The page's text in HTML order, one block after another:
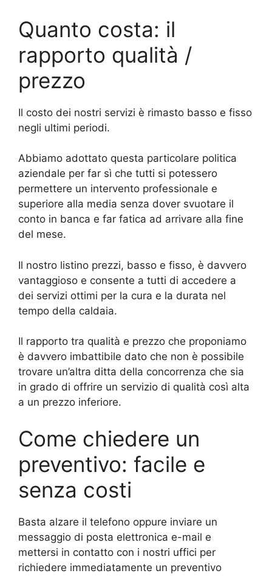
Quanto costa: il
rapporto qualità /
prezzo
Il costo dei nostri servizi è rimasto basso e fisso
negli ultimi periodi.
Abbiamo adottato questa particolare politica
aziendale per far sì che tutti si potessero
permettere un intervento professionale e
superiore alla media senza dover svuotare il
conto in banca e far fatica ad arrivare alla fine
del mese.
Il nostro listino prezzi, basso e fisso, è davvero
vantaggioso e consente a tutti di accedere a
dei servizi ottimi per la cura e la durata nel
tempo della caldaia.
Il rapporto tra qualità e prezzo che proponiamo
è davvero imbattibile dato che non è possibile
trovare un’altra ditta della concorrenza che sia
in grado di offrire un servizio di qualità così alta
a un prezzo inferiore.
Come chiedere un
preventivo: facile e
senza costi
Basta alzare il telefono oppure inviare un
messaggio di posta elettronica e-mail e
mettersi in contatto con i nostri uffici per
richiedere immediatamente un preventivo